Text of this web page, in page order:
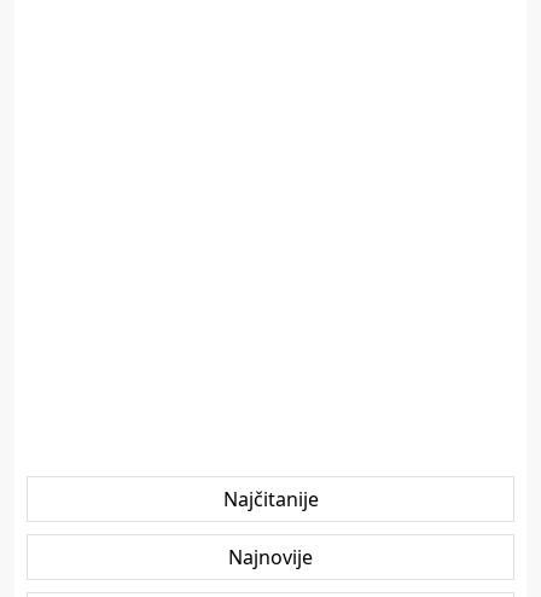
Najčitanije
Najnovije